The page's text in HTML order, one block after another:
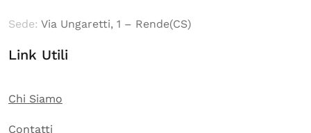
Sede: Via Ungaretti, 1 – Rende(CS)
Link Utili
Chi Siamo
Contatti